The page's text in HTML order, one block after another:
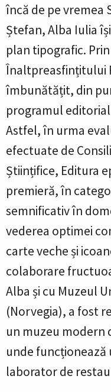
încă de pe vremea
Ștefan, Alba Iulia
plan tipografic.
Înaltpreasfințitului
îmbunătățit, din
programul
Astfel, în urma
efectuate de
Științifice, Editura
premieră, în
semnificativ în
vederea optimei
carte veche și
colaborare
Alba și cu Muzeul
(Norvegia), a fost
un muzeu modern
unde funcționează
laborator de